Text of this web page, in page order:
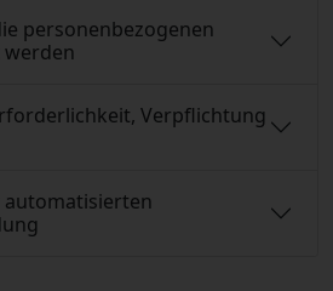
personenbezogenen
werden
Verpflichtung
automatisierten